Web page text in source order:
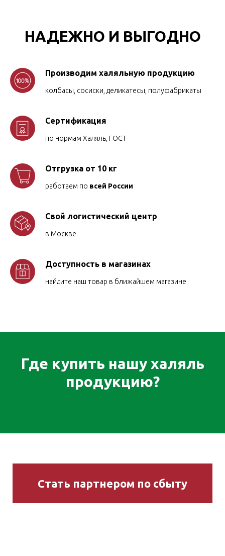
НАДЕЖНО И ВЫГОДНО
Производим халяльную продукцию
колбасы, сосиски, деликатесы, полуфабрикаты
Сертификация
по нормам Халяль, ГОСТ
Отгрузка от 10 кг
работаем по всей России
Свой логистический центр
в Москве
Доступность в магазинах
найдите наш товар в ближайшем магазине
Где купить нашу халяль
продукцию?
Стать партнером по сбыту